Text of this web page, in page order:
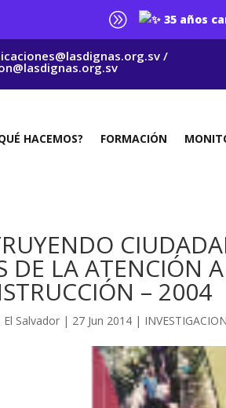
A 35 años
/
HACEMOS? FORMACIÓN
DE LA ATENCIÓN
– 2004
Salvador | 27 Jun 2014 |